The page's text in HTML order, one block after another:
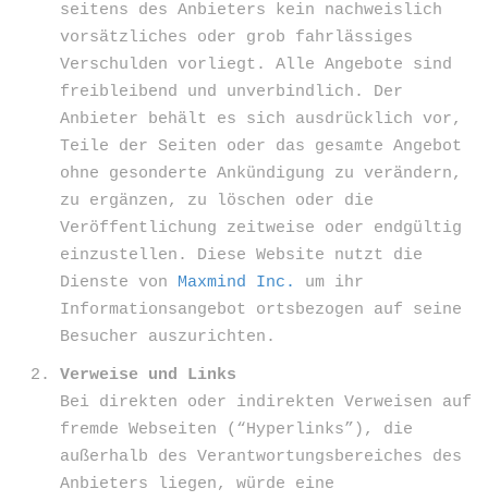
seitens des Anbieters kein nachweislich
vorsätzliches oder grob fahrlässiges
Verschulden vorliegt. Alle Angebote sind
freibleibend und unverbindlich. Der
Anbieter behält es sich ausdrücklich vor,
Teile der Seiten oder das gesamte Angebot
ohne gesonderte Ankündigung zu verändern,
zu ergänzen, zu löschen oder die
Veröffentlichung zeitweise oder endgültig
einzustellen. Diese Website nutzt die
Dienste von Maxmind Inc.
um ihr
Informationsangebot ortsbezogen auf seine
Besucher auszurichten.
Verweise und Links
Bei direkten oder indirekten Verweisen auf
fremde Webseiten (“Hyperlinks”), die
außerhalb des Verantwortungsbereiches des
Anbieters liegen, würde eine